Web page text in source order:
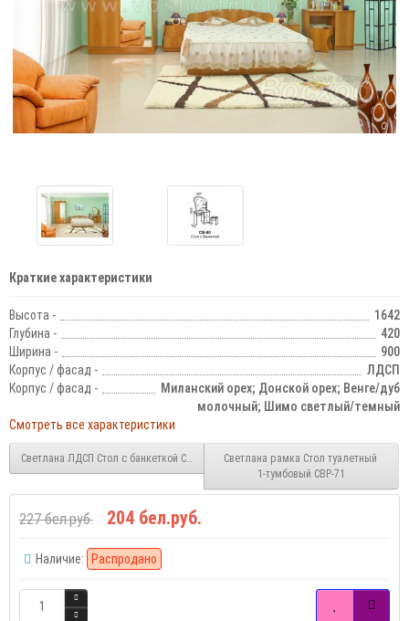
Краткие характеристики
Высота -
1642
Глубина -
420
Ширина -
900
Корпус / фасад -
ЛДСП
Корпус / фасад -
Миланский орех; Донской орех; Венге/дуб
молочный; Шимо светлый/темный
Смотреть все характеристики
Светлана ЛДСП Стол с банкеткой СВ-77
Светлана рамка Стол туалетный
1-тумбовый СВР-71
227 бел.руб. 204 бел.руб.
Наличие: Распродано